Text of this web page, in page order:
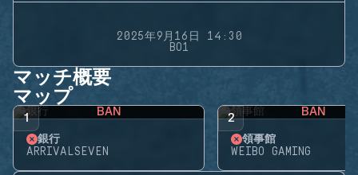
2025年9月16日 14:30
BO1
マッチ概要
マップ
1 BAN
銀行
ARRIVALSEVEN
2 BAN
領事館
WEIBO GAMING